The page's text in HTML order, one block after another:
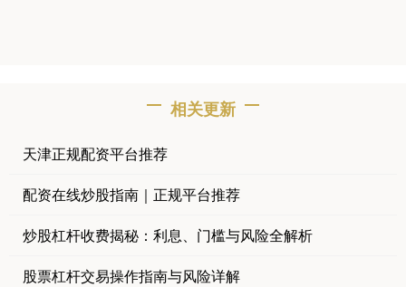
相关更新
天津正规配资平台推荐
配资在线炒股指南｜正规平台推荐
炒股杠杆收费揭秘：利息、门槛与风险全解析
股票杠杆交易操作指南与风险详解